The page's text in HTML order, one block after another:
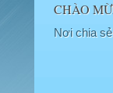
CHÀO
Nơi chia